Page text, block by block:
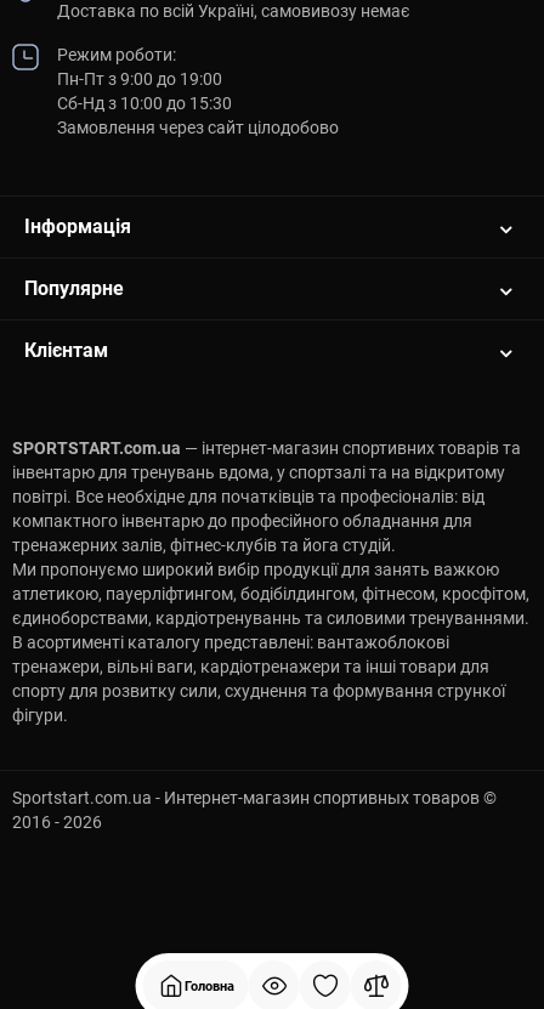
Головна
Доставка по всій Україні, самовивозу немає
Режим роботи:
Пн-Пт з 9:00 до 19:00
Сб-Нд з 10:00 до 15:30
Замовлення через сайт цілодобово
Інформація
Популярне
Клієнтам
SPORTSTART.com.ua — інтернет-магазин спортивних товарів та
інвентарю для тренувань вдома, у спортзалі та на відкритому
повітрі. Все необхідне для початківців та професіоналів: від
компактного інвентарю до професійного обладнання для
тренажерних залів, фітнес-клубів та йога студій.
Ми пропонуємо широкий вибір продукції для занять важкою
атлетикою, пауерліфтингом, бодібілдингом, фітнесом, кросфітом,
єдиноборствами, кардіотренуваннь та силовими тренуваннями.
В асортименті каталогу представлені: вантажоблокові
тренажери, вільні ваги, кардіотренажери та інші товари для
спорту для розвитку сили, схуднення та формування стрункої
фігури.
Sportstart.com.ua - Интернет-магазин спортивных товаров ©
2016 - 2026